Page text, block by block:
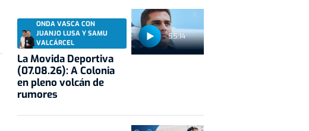
55:14
ONDA VASCA CON
JUANJO LUSA Y SAMU
VALCÁRCEL
La Movida Deportiva
(07.08.26): A Colonia
en pleno volcán de
rumores